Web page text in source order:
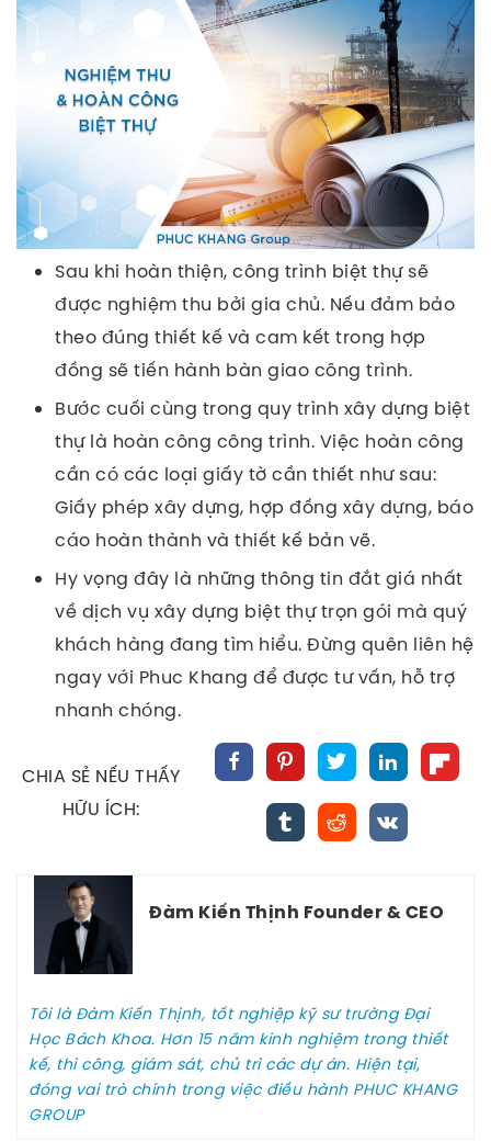
Sau khi hoàn thiện, công trình biệt thự sẽ
được nghiệm thu bởi gia chủ. Nếu đảm bảo
theo đúng thiết kế và cam kết trong hợp
đồng sẽ tiến hành bàn giao công trình.
Bước cuối cùng trong quy trình xây dựng biệt
thự là hoàn công công trình. Việc hoàn công
cần có các loại giấy tờ cần thiết như sau:
Giấy phép xây dựng, hợp đồng xây dựng, báo
cáo hoàn thành và thiết kế bản vẽ.
Hy vọng đây là những thông tin đắt giá nhất
về dịch vụ xây dựng biệt thự trọn gói mà quý
khách hàng đang tìm hiểu. Đừng quên liên hệ
ngay với Phuc Khang để được tư vấn, hỗ trợ
nhanh chóng.
CHIA SẺ NẾU THẤY
HỮU ÍCH:
Đàm Kiến Thịnh Founder & CEO
Tôi là Đàm Kiến Thịnh, tốt nghiệp kỹ sư trường Đại
Học Bách Khoa. Hơn 15 năm kinh nghiệm trong thiết
kế, thi công, giám sát, chủ trì các dự án. Hiện tại,
đóng vai trò chính trong việc điều hành PHUC KHANG
GROUP